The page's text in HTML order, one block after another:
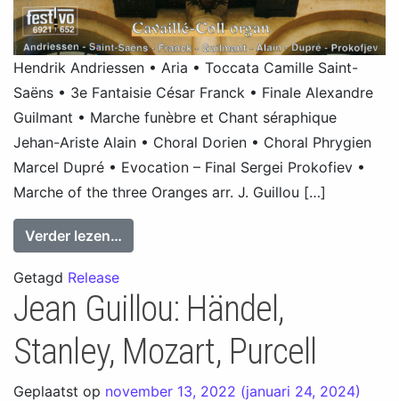
Hendrik Andriessen • Aria • Toccata Camille Saint-
Saëns • 3e Fantaisie César Franck • Finale Alexandre
Guilmant • Marche funèbre et Chant séraphique
Jehan-Ariste Alain • Choral Dorien • Choral Phrygien
Marcel Dupré • Evocation – Final Sergei Prokofiev •
Marche of the three Oranges arr. J. Guillou […]
Verder lezen…
Getagd Release
Jean Guillou: Händel,
Stanley, Mozart, Purcell
Geplaatst op november 13, 2022 (januari 24, 2024)